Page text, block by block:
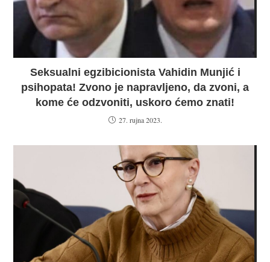
Seksualni egzibicionista Vahidin Munjić i
psihopata! Zvono je napravljeno, da zvoni, a
kome će odzvoniti, uskoro ćemo znati!
27. rujna 2023.